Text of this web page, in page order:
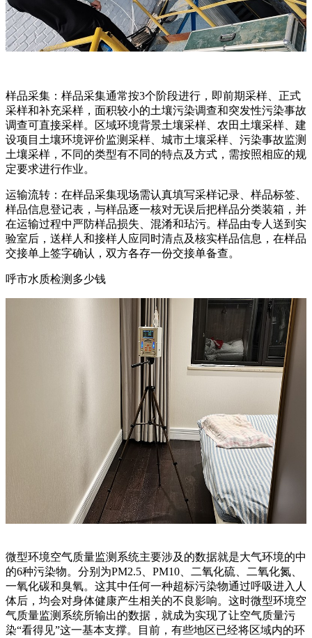
样品采集：样品采集通常按3个阶段进行，即前期采样、正式
采样和补充采样，面积较小的土壤污染调查和突发性污染事故
调查可直接采样。区域环境背景土壤采样、农田土壤采样、建
设项目土壤环境评价监测采样、城市土壤采样、污染事故监测
土壤采样，不同的类型有不同的特点及方式，需按照相应的规
定要求进行作业。
运输流转：在样品采集现场需认真填写采样记录、样品标签、
样品信息登记表，与样品逐一核对无误后把样品分类装箱，并
在运输过程中严防样品损失、混淆和玷污。样品由专人送到实
验室后，送样人和接样人应同时清点及核实样品信息，在样品
交接单上签字确认，双方各存一份交接单备查。
呼市水质检测多少钱
微型环境空气质量监测系统主要涉及的数据就是大气环境的中
的6种污染物。分别为PM2.5、PM10、二氧化硫、二氧化氮、
一氧化碳和臭氧。这其中任何一种超标污染物通过呼吸进入人
体后，均会对身体健康产生相关的不良影响。这时微型环境空
气质量监测系统所输出的数据，就成为实现了让空气质量污
染“看得见”这一基本支撑。目前，有些地区已经将区域内的环